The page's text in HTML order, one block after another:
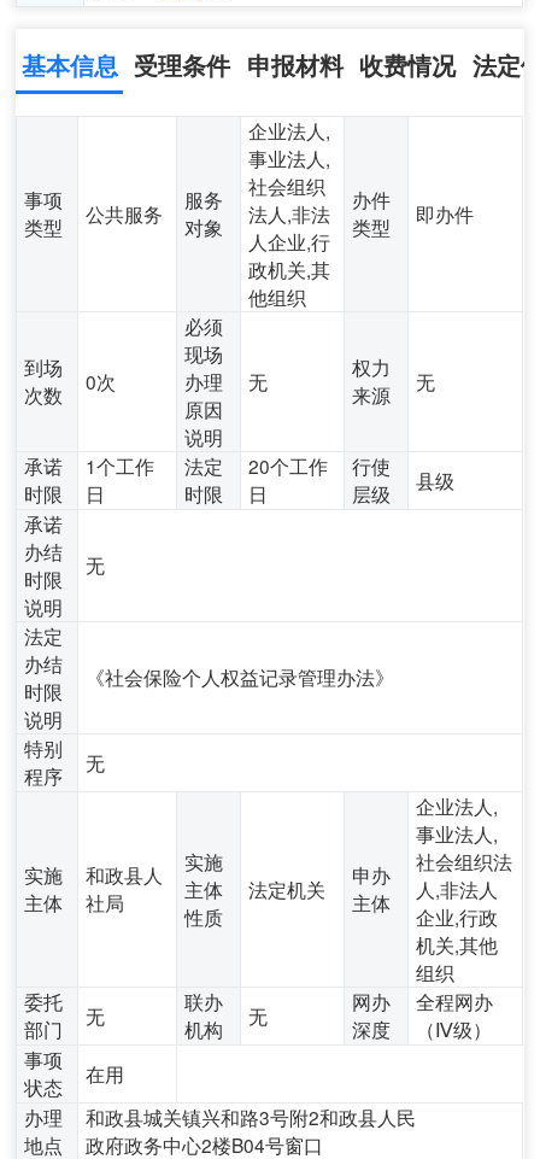
基本信息 受理条件 申报材料 收费情况 法定
事项
类型
公共服务
服务
对象
企业法人,
事业法人,
社会组织
法人,非法
人企业,行
政机关,其
他组织
办件
类型
即办件
到场
次数
0次
必须
现场
办理
原因
说明
无
权力
来源
无
承诺
时限
1个工作
日
法定
时限
20个工作
日
行使
层级
县级
承诺
办结
时限
说明
无
法定
办结
时限
说明
《社会保险个人权益记录管理办法》
特别
程序
无
实施
主体
和政县人
社局
实施
主体
性质
法定机关
申办
主体
企业法人,
事业法人,
社会组织法
人,非法人
企业,行政
机关,其他
组织
委托
部门
无
联办
机构
无
网办
深度
全程网办
（Ⅳ级）
事项
状态
在用
办理
地点
和政县城关镇兴和路3号附2和政县人民
政府政务中心2楼B04号窗口